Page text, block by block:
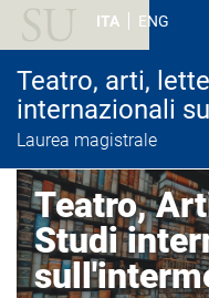
l
Teatro, arti,
internazionali
Laurea magistrale
ITA ENG
Teatro,
Studi